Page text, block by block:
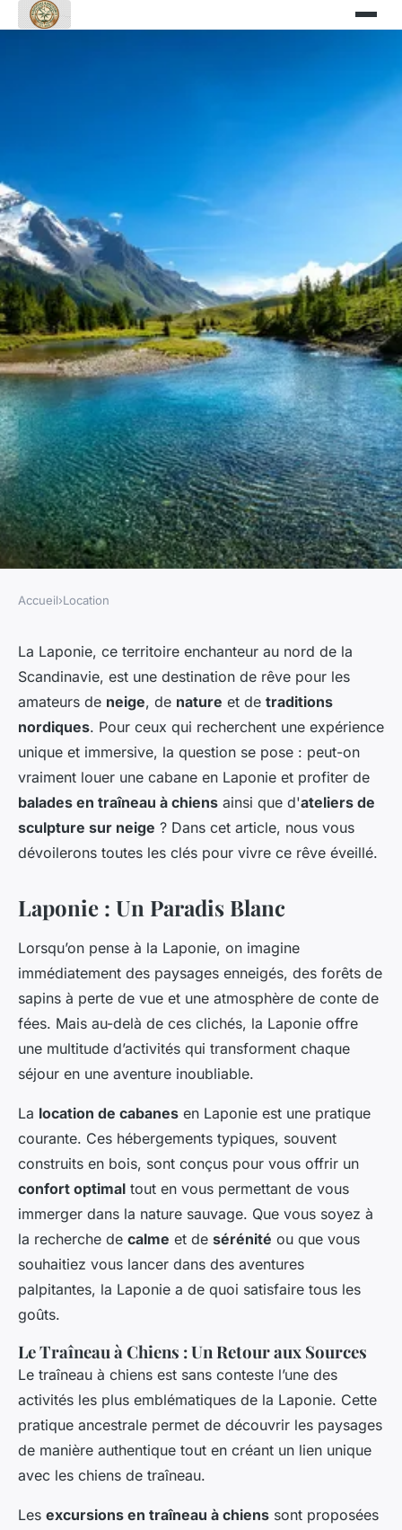
Est-il possible de louer une
cabane en Laponie avec des
excursions en traîneau à
chiens et des ateliers de
sculpture sur neige?
Accueil›Location
La Laponie, ce territoire enchanteur au nord de la
Scandinavie, est une destination de rêve pour les
amateurs de neige, de nature et de traditions
nordiques. Pour ceux qui recherchent une expérience
unique et immersive, la question se pose : peut-on
vraiment louer une cabane en Laponie et profiter de
balades en traîneau à chiens ainsi que d'ateliers de
sculpture sur neige ? Dans cet article, nous vous
dévoilerons toutes les clés pour vivre ce rêve éveillé.
Laponie : Un Paradis Blanc
Lorsqu’on pense à la Laponie, on imagine
immédiatement des paysages enneigés, des forêts de
sapins à perte de vue et une atmosphère de conte de
fées. Mais au-delà de ces clichés, la Laponie offre
une multitude d’activités qui transforment chaque
séjour en une aventure inoubliable.
La location de cabanes en Laponie est une pratique
courante. Ces hébergements typiques, souvent
construits en bois, sont conçus pour vous offrir un
confort optimal tout en vous permettant de vous
immerger dans la nature sauvage. Que vous soyez à
la recherche de calme et de sérénité ou que vous
souhaitiez vous lancer dans des aventures
palpitantes, la Laponie a de quoi satisfaire tous les
goûts.
Le Traîneau à Chiens : Un Retour aux Sources
Le traîneau à chiens est sans conteste l’une des
activités les plus emblématiques de la Laponie. Cette
pratique ancestrale permet de découvrir les paysages
de manière authentique tout en créant un lien unique
avec les chiens de traîneau.
Les excursions en traîneau à chiens sont proposées